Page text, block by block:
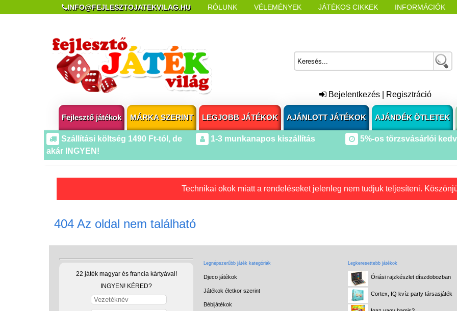
INFO@FEJLESZTOJATEKVILAG.HU RÓLUNK VÉLEMÉNYEK JÁTÉKOS CIKKEK INFORMÁCIÓK
Bejelentkezés Regisztráció
Fejlesztő játékok MÁRKA SZERINT LEGJOBB JÁTÉKOK AJÁNLOTT JÁTÉKOK AJÁNDÉK ÖTLETEK
Szállítási költség 1490 Ft-tól, de
akár INGYEN!
1-3 munkanapos kiszállítás 5%-os törzsvásárlói
Technikai okok miatt a rendeléseket jelenleg nem tudjuk teljesíteni.
404 Az oldal nem található
22 játék magyar és francia kártyával!
INGYEN! KÉRED?
Legnépszerűbb játék kategóriák
Djeco játékok
Játékok életkor szerint
Bébijátékok
Legkeresettebb játékok
Óriási rajzkészlet díszdobozban
Cortex, IQ kvíz party társasjáték